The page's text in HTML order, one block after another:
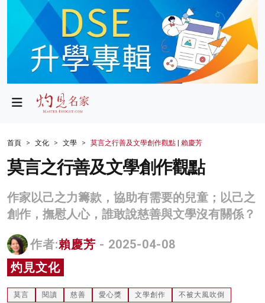
政局
財經
生活
商業
科技
影片
首頁 文化 文學 莫言之行善及文學創作觀點 | 賴慶芳
莫言之行善及文學創作觀點
作家以己之力籌款，協助有需要的兒童；以己之
創作，撫慰人心，誰敢說慈善與文學沒有關係？
作者:賴慶芳 - 2025-04-08
灼見文化
莫言 閱讀 慈善 愛心獎 文學創作 不被大風吹倒